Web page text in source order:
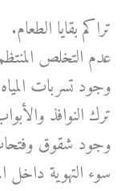
تراكم بقايا الطعام.
عدم التخلص
وجود تسربات
ترك النوافذ
وجود شقوق
سوء التهوية داخل